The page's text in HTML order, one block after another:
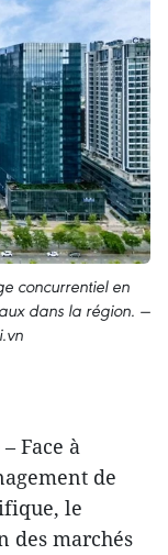
concurrentiel en
dans la région. —
Face à
de
le
des marchés